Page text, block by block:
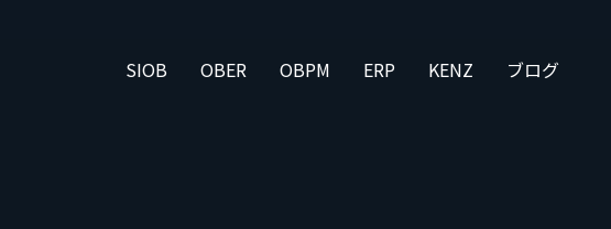
SIOB OBER OBPM ERP KENZ ブログ